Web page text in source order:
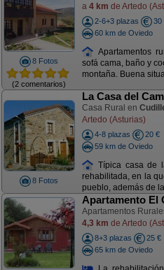
8 Fotos
(2 comentarios)
a 4 km de Artedo
2-6+3 plazas
30
60 km de Oviedo
Apartamentos
sofá cama, baño y
montaña. Buena
8 Fotos
La Casa del
Casa Rural en
Artedo (Asturias)
4-8 plazas
20 €
59 km de Oviedo
Típica casa de
rehabilitada, en la
pueblo, además de
Apartamento El
Apartamentos
4,3 km de Artedo
8+3 plazas
25 €
65 km de Oviedo